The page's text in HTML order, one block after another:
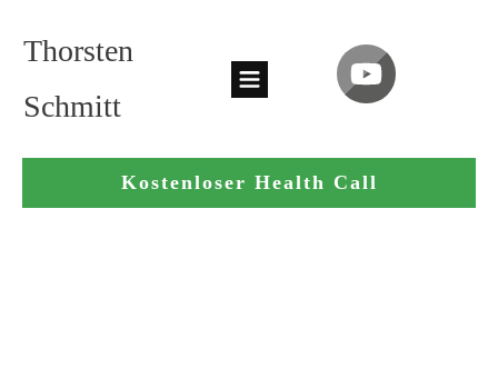
Thorsten
Schmitt
Kostenloser Health Call